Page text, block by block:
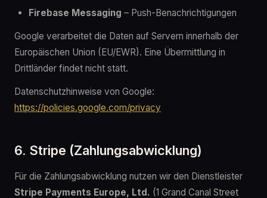
Firebase Messaging – Push-Benachrichtigungen
Google verarbeitet die Daten auf Servern innerhalb der
Europäischen Union (EU/EWR). Eine Übermittlung in
Drittländer findet nicht statt.
Datenschutzhinweise von Google:
https://policies.google.com/privacy
6. Stripe (Zahlungsabwicklung)
Für die Zahlungsabwicklung nutzen wir den Dienstleister
Stripe Payments Europe, Ltd. (1 Grand Canal Street